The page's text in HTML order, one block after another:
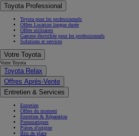
Toyota Professional
Toyota pour les professionnels
Offres Location longue durée
Offres utilitaires
Gamme électrifiée pour les professionnels
Solutions et services
Votre Toyota
Votre Toyota
Toyota Relax
Offres Après-Vente
Entretien & Services
Entretien
Offres du moment
Entretien & Réparation
Pneumatiques
Pièces d'origine
Bris de glace